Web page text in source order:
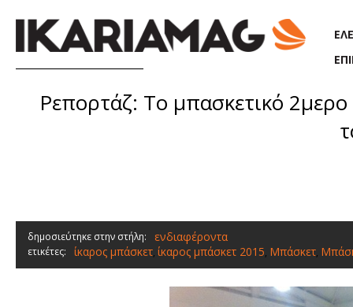
Ρεπορτάζ: Το μπασκετικό
δημοσιεύτηκε στην στήλη: ενδιαφέροντα
ετικέτες: ίκαρος μπάσκετ, ίκαρος μπάσκετ 2015, Μπάσκετ,